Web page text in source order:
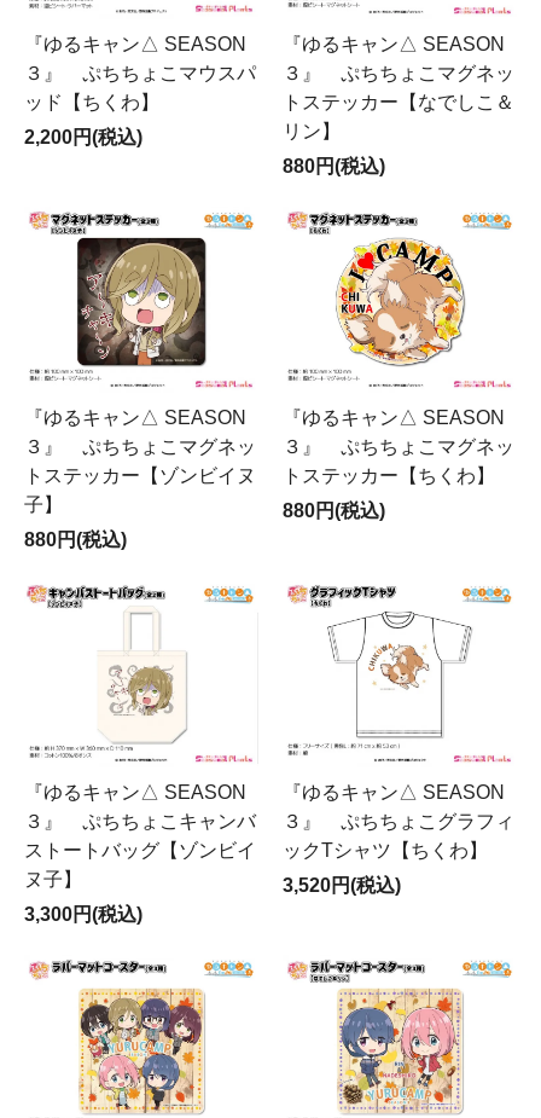
『ゆるキャン△ SEASON
３』 ぷちちょこマウスパ
ッド【ちくわ】
2,200円(税込)
『ゆるキャン△ SEASON
３』 ぷちちょこマグネッ
トステッカー【なでしこ＆
リン】
880円(税込)
『ゆるキャン△ SEASON
３』 ぷちちょこマグネッ
トステッカー【ゾンビイヌ
子】
880円(税込)
『ゆるキャン△ SEASON
３』 ぷちちょこマグネッ
トステッカー【ちくわ】
880円(税込)
『ゆるキャン△ SEASON
３』 ぷちちょこキャンバ
ストートバッグ【ゾンビイ
ヌ子】
3,300円(税込)
『ゆるキャン△ SEASON
３』 ぷちちょこグラフィ
ックTシャツ【ちくわ】
3,520円(税込)